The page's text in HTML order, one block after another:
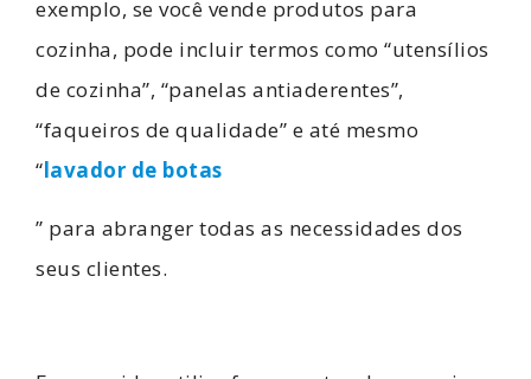
exemplo, se você vende produtos para
cozinha, pode incluir termos como “utensílios
de cozinha”, “panelas antiaderentes”,
“faqueiros de qualidade” e até mesmo
“lavador de botas
” para abranger todas as necessidades dos
seus clientes.